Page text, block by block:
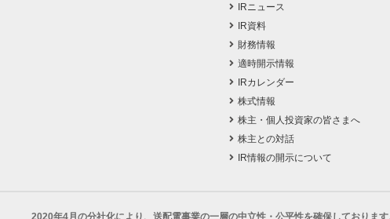
IRニュース
IR資料
財務情報
適時開示情報
IRカレンダー
株式情報
株主・個人投資家の皆さまへ
株主との対話
IR情報の開示について
2020年4月の分社化により、 送配電事業の一層の中立性・公平性を確保しております